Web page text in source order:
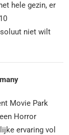
hele gezin, er
niet wilt
Movie Park
Horror
ervaring vol